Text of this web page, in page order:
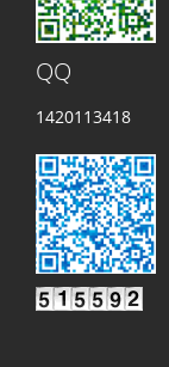
QQ
1420113418